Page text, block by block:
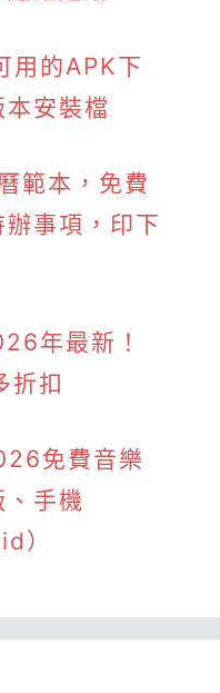
用的APK下
安裝檔
範本，免費
事項，印下
年最新！
折扣
免費音樂
手機
）